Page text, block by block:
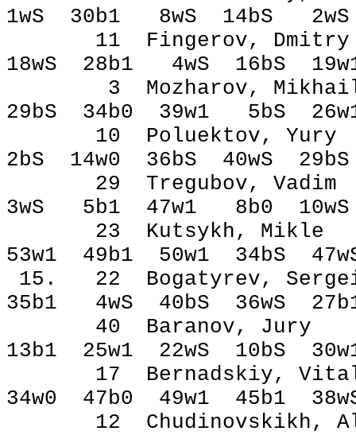
1wЅ 30b1 8wЅ 14bЅ
11 Fingerov,
18wЅ 28b1 4wЅ 16bЅ
3 Mozharov,
29bЅ 34b0 39w1 5bЅ
10 Poluektov,
2bЅ 14w0 36bЅ 40wЅ
29 Tregubov,
3wЅ 5b1 47w1 8b0
23 Kutsykh,
53w1 49b1 50w1 34bЅ
15. 22
35b1 4wЅ 40bЅ 36wЅ
40 Baranov,
13b1 25w1 22wЅ 10bЅ
17 Bernadskiy,
34w0 47b0 49w1 45b1
12 Chudinovskikh,